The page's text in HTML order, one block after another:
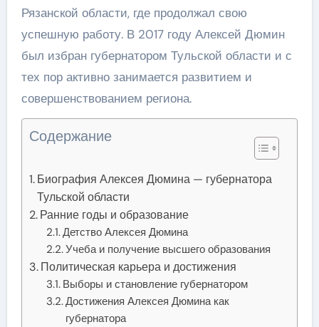
Рязанской области, где продолжал свою
успешную работу. В 2017 году Алексей Дюмин
был избран губернатором Тульской области и с
тех пор активно занимается развитием и
совершенствованием региона.
Содержание
Биография Алексея Дюмина — губернатора
Тульской области
Ранние годы и образование
Детство Алексея Дюмина
Учеба и получение высшего образования
Политическая карьера и достижения
Выборы и становление губернатором
Достижения Алексея Дюмина как
губернатора